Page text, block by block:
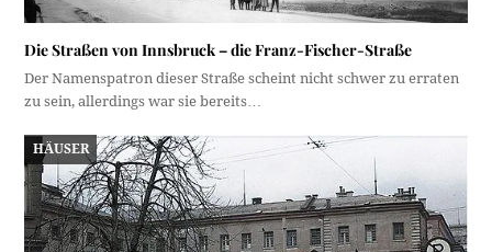
Die Straßen von Innsbruck – die Franz-Fischer-Straße
Der Namenspatron dieser Straße scheint nicht schwer zu erraten
zu sein, allerdings war sie bereits…
HÄUSER